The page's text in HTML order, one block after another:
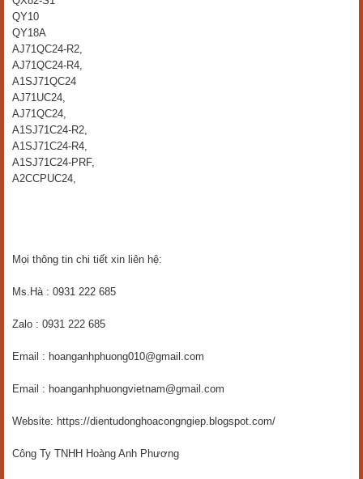
QY10
QY18A
AJ71QC24-R2,
AJ71QC24-R4,
A1SJ71QC24
AJ71UC24,
AJ71QC24,
A1SJ71C24-R2,
A1SJ71C24-R4,
A1SJ71C24-PRF,
A2CCPUC24,
Mọi thông tin chi tiết xin liên hệ:
Ms.Hà : 0931 222 685
Zalo : 0931 222 685
Email : hoanganhphuong010@gmail.com
Email : hoanganhphuongvietnam@gmail.com
Website: https://dientudonghoacongngiep.blogspot.com/
Công Ty TNHH Hoàng Anh Phương